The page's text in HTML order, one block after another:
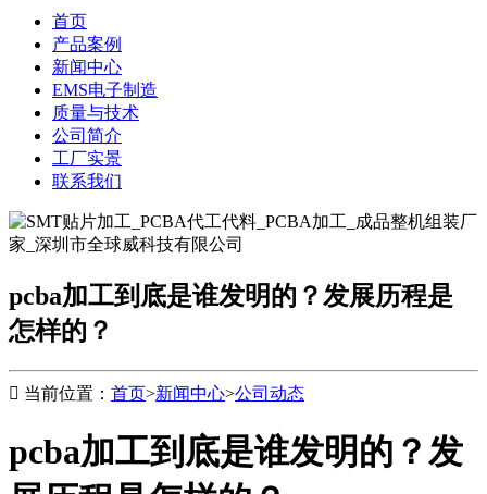
首页
产品案例
新闻中心
EMS电子制造
质量与技术
公司简介
工厂实景
联系我们
pcba加工到底是谁发明的？发展历程是
怎样的？
 当前位置： 首页>新闻中心>公司动态
pcba加工到底是谁发明的？发